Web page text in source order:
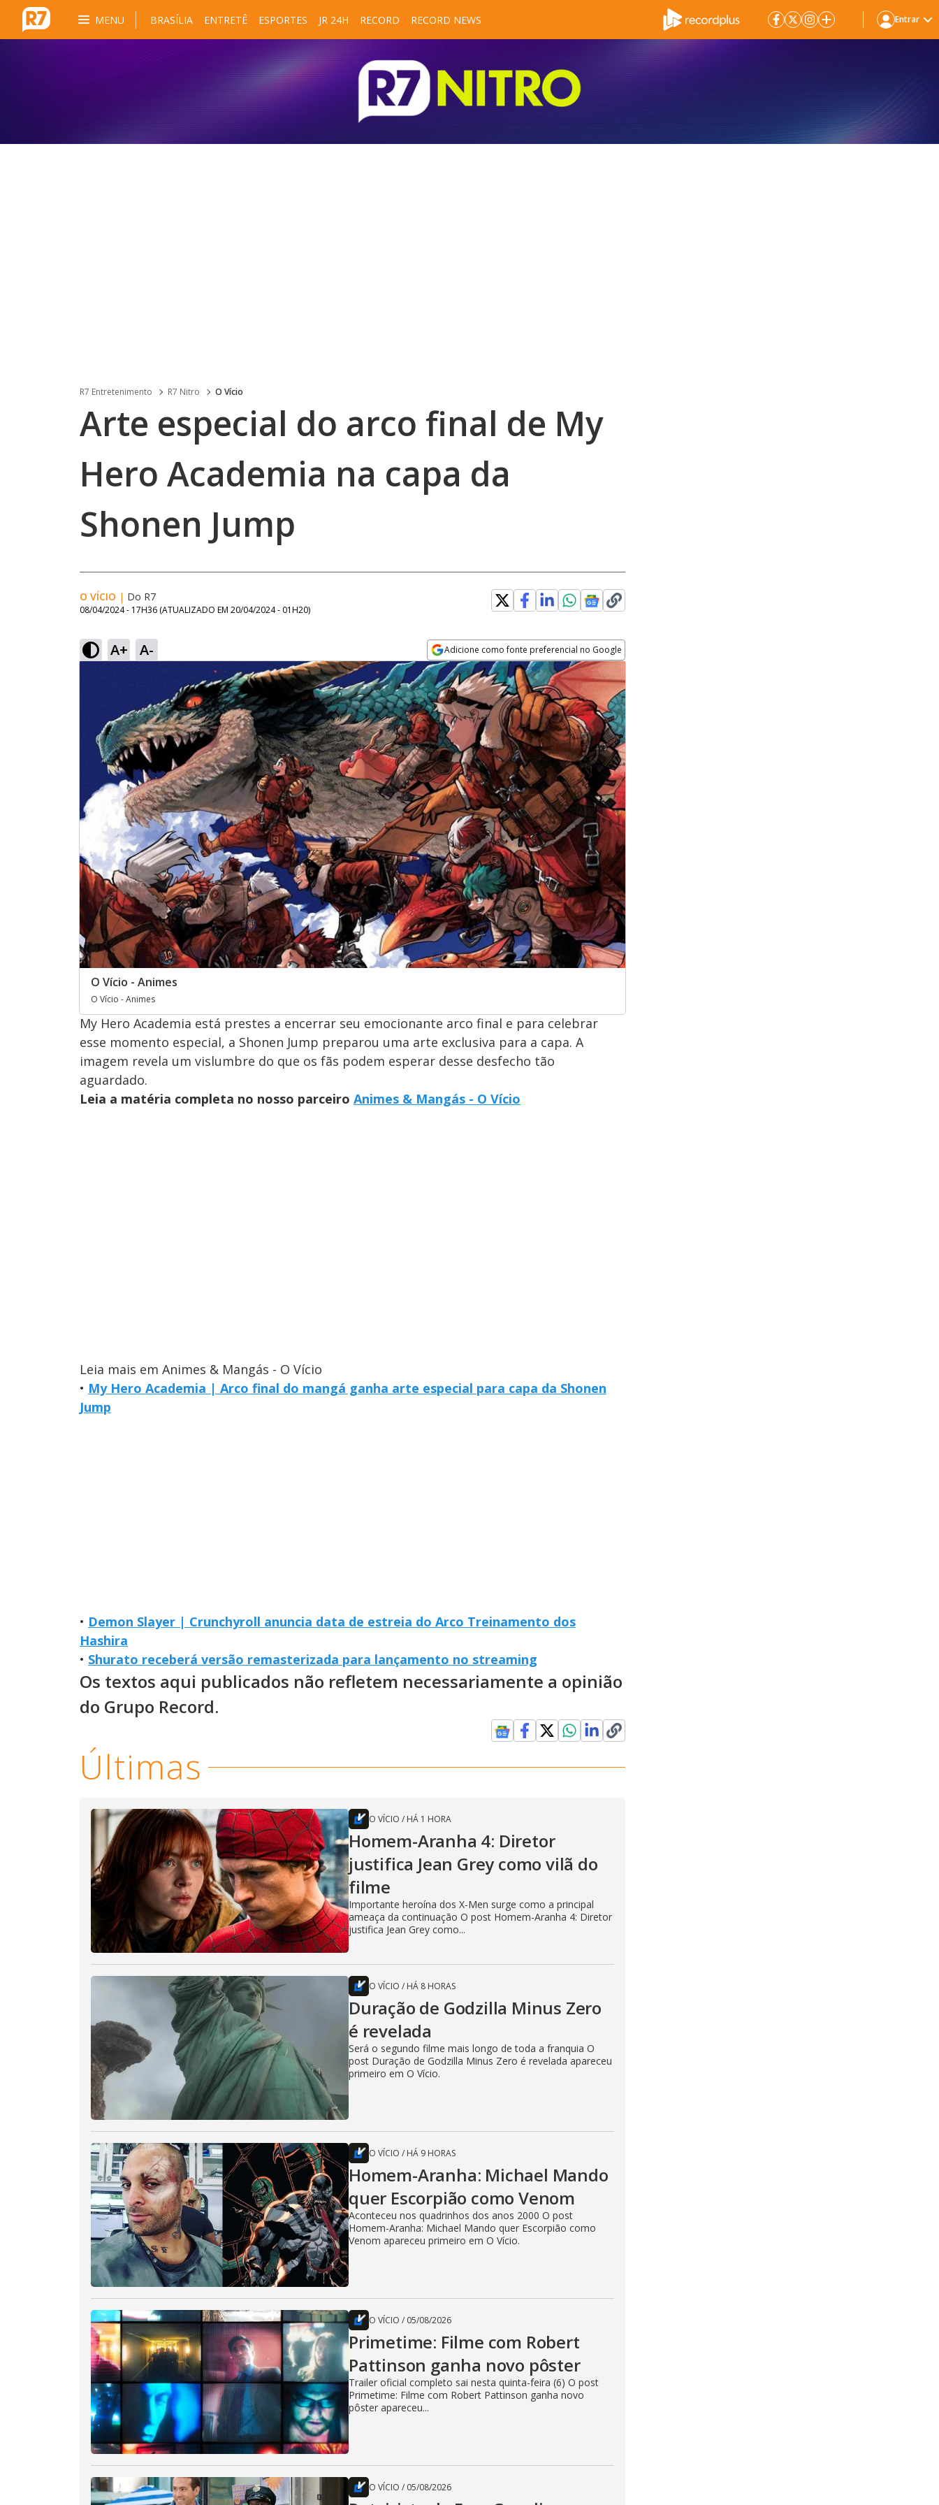
MENU BRASÍLIA ENTRETÊ ESPORTES JR 24H RECORD RECORD NEWS Entrar
R7 Entretenimento R7 Nitro O Vício
Arte especial do arco final de My
Hero Academia na capa da
Shonen Jump
O VÍCIO | Do R7
08/04/2024 - 17H36 (ATUALIZADO EM 20/04/2024 - 01H20)
A+ A- Adicione como fonte preferencial no Google
Opens in new window
O Vício - Animes
O Vício - Animes
My Hero Academia está prestes a encerrar seu emocionante arco final e para celebrar
esse momento especial, a Shonen Jump preparou uma arte exclusiva para a capa. A
imagem revela um vislumbre do que os fãs podem esperar desse desfecho tão
aguardado.
Leia a matéria completa no nosso parceiro Animes & Mangás - O Vício
Leia mais em Animes & Mangás - O Vício
• My Hero Academia | Arco final do mangá ganha arte especial para capa da Shonen
Jump
• Demon Slayer | Crunchyroll anuncia data de estreia do Arco Treinamento dos
Hashira
• Shurato receberá versão remasterizada para lançamento no streaming
Os textos aqui publicados não refletem necessariamente a opinião
do Grupo Record.
Últimas
O VÍCIO / HÁ 1 HORA
Homem-Aranha 4: Diretor
justifica Jean Grey como vilã do
filme
Importante heroína dos X-Men surge como a principal
ameaça da continuação O post Homem-Aranha 4: Diretor
justifica Jean Grey como...
O VÍCIO / HÁ 8 HORAS
Duração de Godzilla Minus Zero
é revelada
Será o segundo filme mais longo de toda a franquia O
post Duração de Godzilla Minus Zero é revelada apareceu
primeiro em O Vício.
O VÍCIO / HÁ 9 HORAS
Homem-Aranha: Michael Mando
quer Escorpião como Venom
Aconteceu nos quadrinhos dos anos 2000 O post
Homem-Aranha: Michael Mando quer Escorpião como
Venom apareceu primeiro em O Vício.
O VÍCIO / 05/08/2026
Primetime: Filme com Robert
Pattinson ganha novo pôster
Trailer oficial completo sai nesta quinta-feira (6) O post
Primetime: Filme com Robert Pattinson ganha novo
pôster apareceu...
O VÍCIO / 05/08/2026